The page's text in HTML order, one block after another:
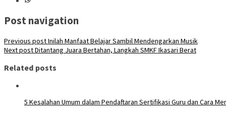
Post navigation
Previous postInilah Manfaat Belajar Sambil Mendengarkan Musik
Next postDitantang Juara Bertahan, Langkah SMKF Ikasari Berat
Related posts
5 Kesalahan Umum dalam Pendaftaran Sertifikasi Guru dan Cara